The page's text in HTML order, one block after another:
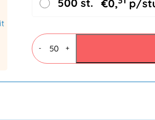
500 st. €0, p/
-
Kartonnen
sorteerdoos
50x300x110mm
aantal
+